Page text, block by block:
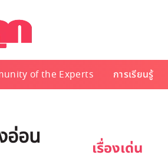
of the Experts การเรียนรู้
อ่อน